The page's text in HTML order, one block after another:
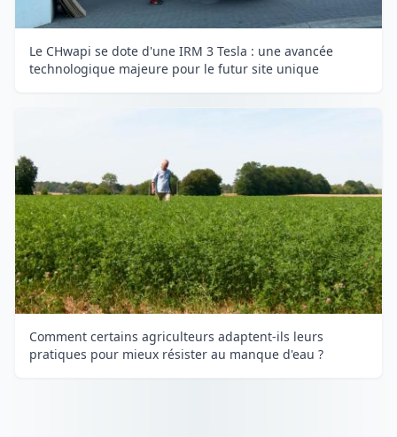
Le CHwapi se dote d'une IRM 3 Tesla : une avancée
technologique majeure pour le futur site unique
Comment certains agriculteurs adaptent-ils leurs
pratiques pour mieux résister au manque d'eau ?